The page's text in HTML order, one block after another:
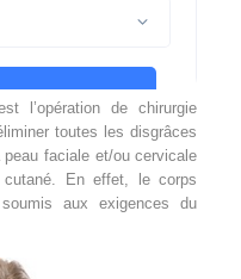
l’opération de chirurgie
toutes les disgrâces
faciale et/ou cervicale
En effet, le corps
aux exigences du